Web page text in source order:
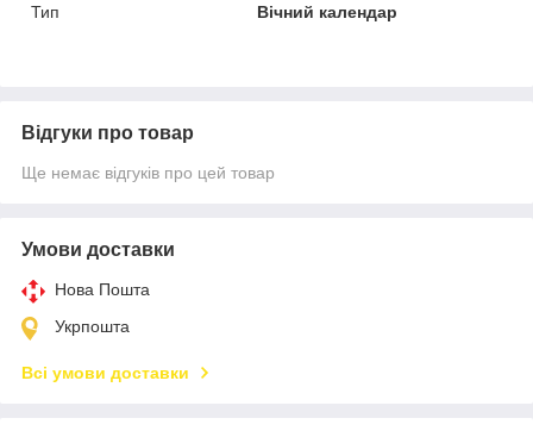
Тип
Вічний календар
Відгуки про товар
Ще немає відгуків про цей товар
Умови доставки
Нова Пошта
Укрпошта
Всі умови доставки